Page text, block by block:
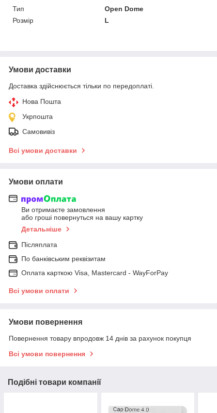
Тип
Open Dome
Розмір
L
Умови доставки
Доставка здійснюється тільки по передоплаті.
Нова Пошта
Укрпошта
Самовивіз
Всі умови доставки
Умови оплати
Ви отримаєте замовлення
або гроші повернуться на вашу картку
Детальніше
Післяплата
По банківським реквізитам
Оплата карткою Visa, Mastercard - WayForPay
Всі умови оплати
Умови повернення
Повернення товару впродовж 14 днів за рахунок покупця
Всі умови повернення
Подібні товари компанії